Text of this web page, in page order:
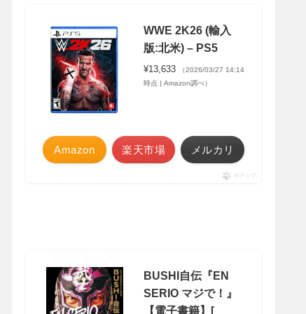
WWE 2K26 (輸入
版:北米) – PS5
¥13,633
（2026/03/27 14:14
時点 | Amazon調べ）
Amazon 楽天市場 メルカリ
ポチップ
BUSHI自伝『EN
SERIO マジで！』
【電子書籍】[